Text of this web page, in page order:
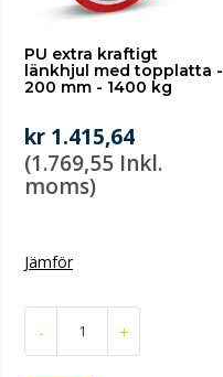
PU extra kraftigt
länkhjul med topplatta -
200 mm - 1400 kg
kr 1.415,64
(1.769,55 Inkl.
moms)
Jämför
- +